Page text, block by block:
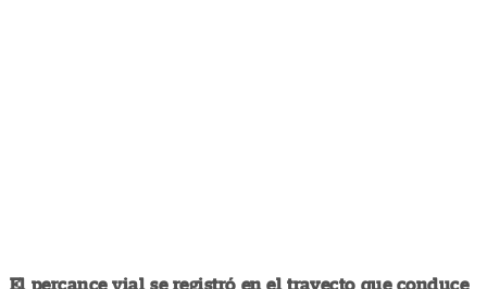
El percance vial se registró en el trayecto que conduce